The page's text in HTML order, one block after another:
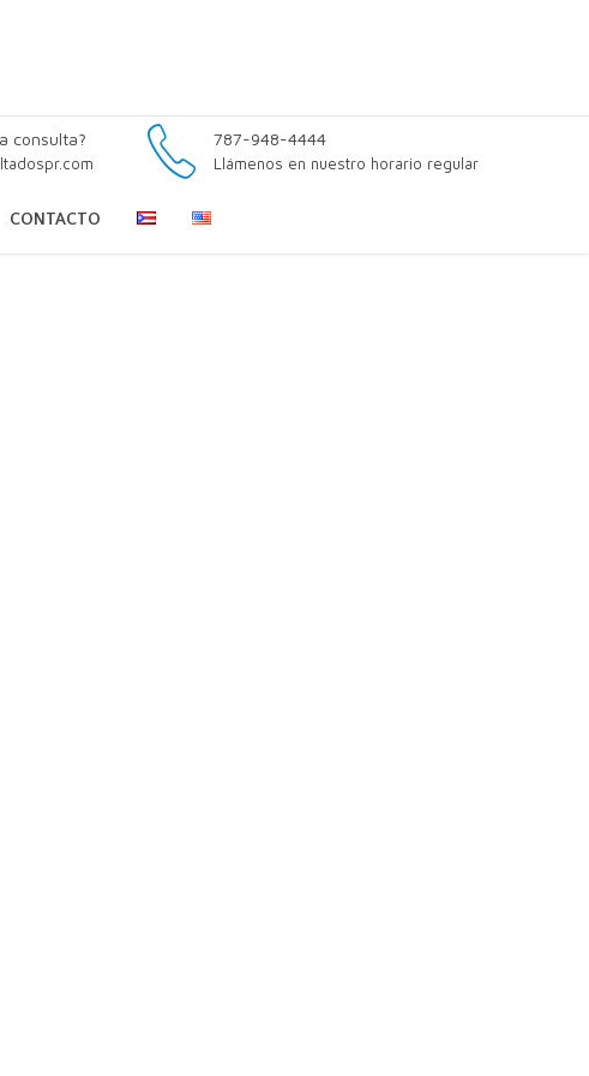
consulta? 787-948-4444
Llámenos en nuestro horario regular
CONTACTO